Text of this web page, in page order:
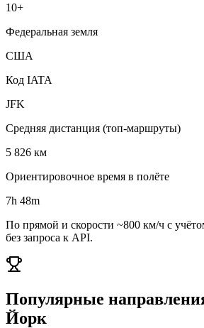
10+
Федеральная земля
США
Код IATA
JFK
Средняя дистанция (топ-маршруты)
5 826 км
Ориентировочное время в полёте
7h 48m
По прямой и скорости ~800 км/ч с
без запроса к API.
Популярные
Йорк